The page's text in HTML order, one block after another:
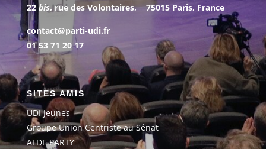
22 bis, rue des Volontaires, 75015 Paris, France
contact@parti-udi.fr
01 53 71 20 17
SITES AMIS
UDI Jeunes
Groupe Union Centriste au Sénat
ALDE PARTY